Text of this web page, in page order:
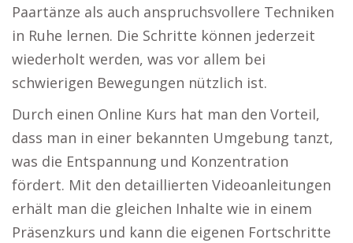
Paartänze als auch anspruchsvollere Techniken
in Ruhe lernen. Die Schritte können jederzeit
wiederholt werden, was vor allem bei
schwierigen Bewegungen nützlich ist.
Durch einen Online Kurs hat man den Vorteil,
dass man in einer bekannten Umgebung tanzt,
was die Entspannung und Konzentration
fördert. Mit den detaillierten Videoanleitungen
erhält man die gleichen Inhalte wie in einem
Präsenzkurs und kann die eigenen Fortschritte